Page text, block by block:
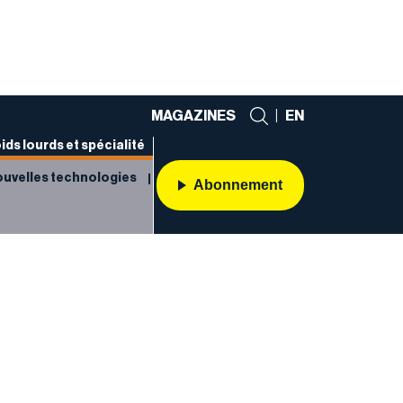
MAGAZINES EN
lourds et spécialité
technologies Abonnement